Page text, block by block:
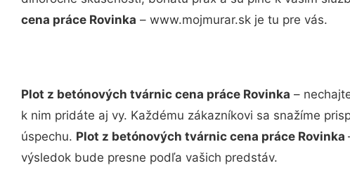
cena práce Rovinka – www.mojmurar.sk je tu pre vás.
Plot z betónových tvárnic cena práce Rovinka –
k nim pridáte aj vy. Každému zákazníkovi sa snažíme
úspechu. Plot z betónových tvárnic cena práce Rovinka
výsledok bude presne podľa vašich predstáv.